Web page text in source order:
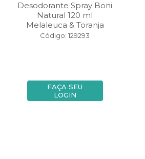
Desodorante Spray Boni
Natural 120 ml
Melaleuca & Toranja
Código: 129293
FAÇA SEU
LOGIN